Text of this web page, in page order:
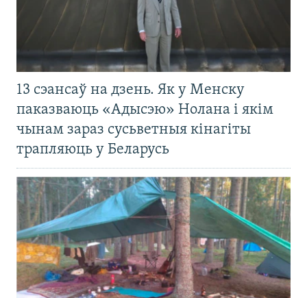
13 сэансаў на дзень. Як у Менску
паказваюць «Адысэю» Нолана і якім
чынам зараз сусьветныя кінагіты
трапляюць у Беларусь